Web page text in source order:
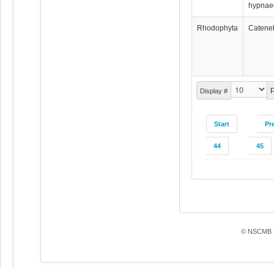
Display #
Start
44 45
Rhodophyta
© NSCMB